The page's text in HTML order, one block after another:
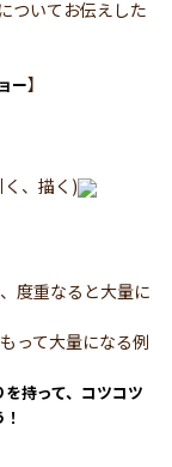
ついてお伝えした
ー】
、描く)
度重なると大量に
って大量になる例
を持って、コツコツ